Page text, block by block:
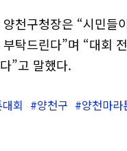
양천구청장은 “시민들
부탁드린다”며 “대회
”고 말했다.
회 양천구 양천마라